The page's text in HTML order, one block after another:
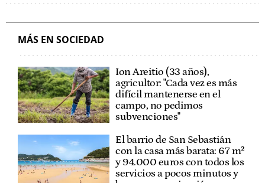
MÁS EN SOCIEDAD
Ion Areitio (33 años),
agricultor: "Cada vez es más
difícil mantenerse en el
campo, no pedimos
subvenciones"
El barrio de San Sebastián
con la casa más barata: 67 m²
y 94.000 euros con todos los
servicios a pocos minutos y